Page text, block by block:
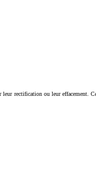
rectification ou leur effacement.